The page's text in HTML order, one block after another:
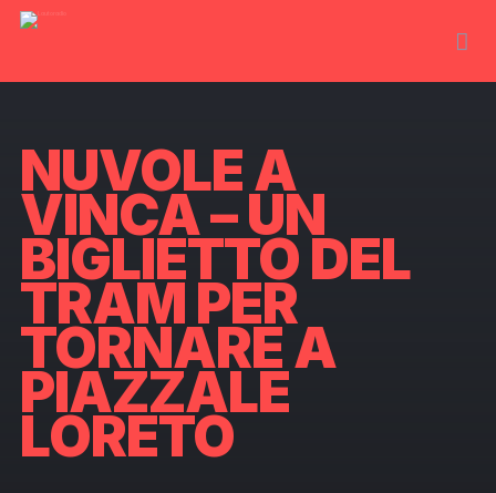
NUVOLE A
VINCA – UN
BIGLIETTO DEL
TRAM PER
TORNARE A
PIAZZALE
LORETO